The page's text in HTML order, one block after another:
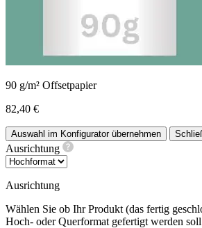
90 g/m² Offsetpapier
82,40 €
Auswahl im Konfigurator übernehmen
Ausrichtung
Ausrichtung
Wählen Sie ob Ihr Produkt (das fertig
Hoch- oder Querformat gefertigt werden